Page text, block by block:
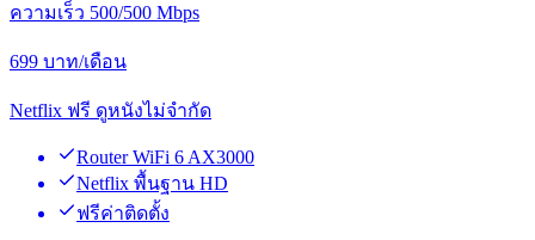
ความเร็ว 500/500 Mbps
699 บาท/เดือน
Netflix ฟรี ดูหนังไม่จำกัด
Router WiFi 6 AX3000
Netflix พื้นฐาน HD
ฟรีค่าติดตั้ง